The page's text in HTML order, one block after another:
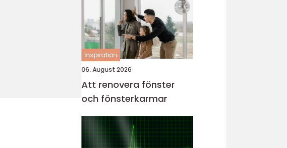
inspiration
06. August 2026
Att renovera fönster
och fönsterkarmar